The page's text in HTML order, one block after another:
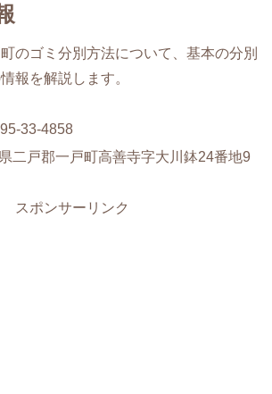
のゴミ分別方法について、基本の分別
報を解説します。
33-4858
二戸郡一戸町高善寺字大川鉢24番地9
スポンサーリンク